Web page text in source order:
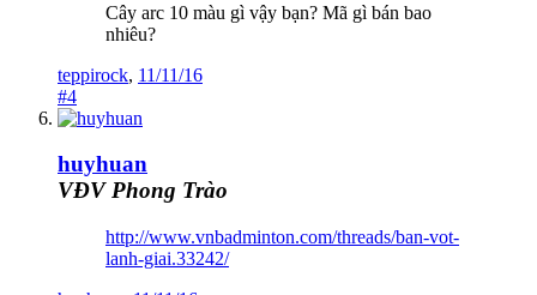
Cây arc 10 màu gì vậy bạn? Mã gì bán bao
nhiêu?
teppirock, 11/11/16
#4
huyhuan
VĐV Phong Trào
http://www.vnbadminton.com/threads/ban-vot-
lanh-giai.33242/